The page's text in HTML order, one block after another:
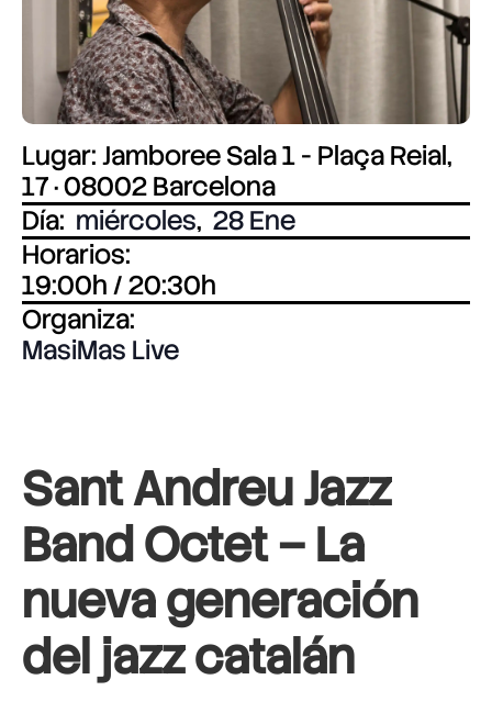
Lugar: Jamboree Sala 1 - Plaça Reial,
17 · 08002 Barcelona
Día: miércoles, 28 Ene
Horarios:
19:00h / 20:30h
Organiza:
MasiMas Live
Sant Andreu Jazz
Band Octet – La
nueva generación
del jazz catalán